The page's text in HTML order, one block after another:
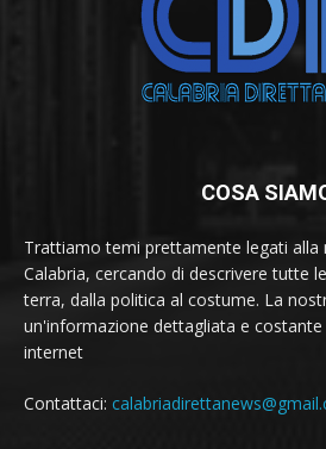
COSA
Trattiamo temi prettamente legati alla
Calabria, cercando di descrivere tutte
terra, dalla politica al costume. La
un'informazione dettagliata e
internet
Contattaci: